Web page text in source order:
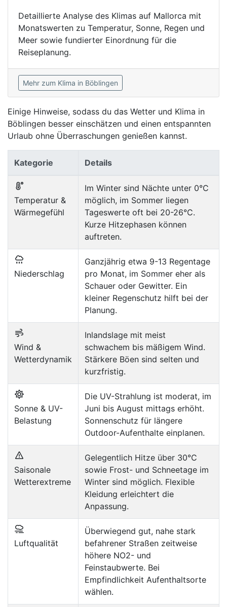
Detaillierte Analyse des Klimas auf Mallorca mit
Monatswerten zu Temperatur, Sonne, Regen und
Meer sowie fundierter Einordnung für die
Reiseplanung.
Mehr zum Klima in Böblingen
Einige Hinweise, sodass du das Wetter und Klima in
Böblingen besser einschätzen und einen entspannten
Urlaub ohne Überraschungen genießen kannst.
Kategorie Details
Temperatur &
Wärmegefühl
Im Winter sind Nächte unter 0°C
möglich, im Sommer liegen
Tageswerte oft bei 20-26°C.
Kurze Hitzephasen können
auftreten.
Niederschlag
Ganzjährig etwa 9-13 Regentage
pro Monat, im Sommer eher als
Schauer oder Gewitter. Ein
kleiner Regenschutz hilft bei der
Planung.
Wind &
Wetterdynamik
Inlandslage mit meist
schwachem bis mäßigem Wind.
Stärkere Böen sind selten und
kurzfristig.
Sonne & UV-
Belastung
Die UV-Strahlung ist moderat, im
Juni bis August mittags erhöht.
Sonnenschutz für längere
Outdoor-Aufenthalte einplanen.
Saisonale
Wetterextreme
Gelegentlich Hitze über 30°C
sowie Frost- und Schneetage im
Winter sind möglich. Flexible
Kleidung erleichtert die
Anpassung.
Luftqualität
Überwiegend gut, nahe stark
befahrener Straßen zeitweise
höhere NO2- und
Feinstaubwerte. Bei
Empfindlichkeit Aufenthaltsorte
wählen.